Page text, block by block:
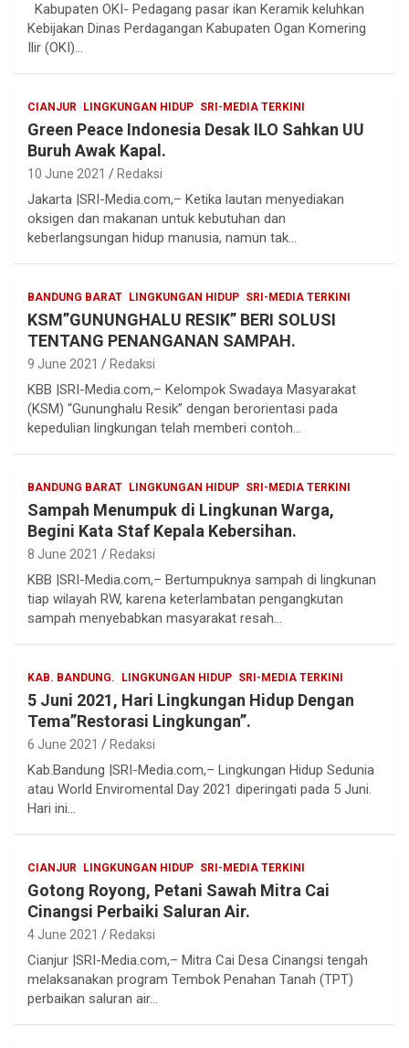
Kabupaten OKI- Pedagang pasar ikan Keramik keluhkan
Kebijakan Dinas Perdagangan Kabupaten Ogan Komering
Ilir (OKI)…
CIANJUR LINGKUNGAN HIDUP SRI-MEDIA TERKINI
Green Peace Indonesia Desak ILO Sahkan UU
Buruh Awak Kapal.
10 June 2021 Redaksi
Jakarta |SRI-Media.com,– Ketika lautan menyediakan
oksigen dan makanan untuk kebutuhan dan
keberlangsungan hidup manusia, namun tak…
BANDUNG BARAT LINGKUNGAN HIDUP SRI-MEDIA TERKINI
KSM”GUNUNGHALU RESIK” BERI SOLUSI
TENTANG PENANGANAN SAMPAH.
9 June 2021 Redaksi
KBB |SRI-Media.com,– Kelompok Swadaya Masyarakat
(KSM) “Gununghalu Resik” dengan berorientasi pada
kepedulian lingkungan telah memberi contoh…
BANDUNG BARAT LINGKUNGAN HIDUP SRI-MEDIA TERKINI
Sampah Menumpuk di Lingkunan Warga,
Begini Kata Staf Kepala Kebersihan.
8 June 2021 Redaksi
KBB |SRI-Media.com,– Bertumpuknya sampah di lingkunan
tiap wilayah RW, karena keterlambatan pengangkutan
sampah menyebabkan masyarakat resah…
KAB. BANDUNG. LINGKUNGAN HIDUP SRI-MEDIA TERKINI
5 Juni 2021, Hari Lingkungan Hidup Dengan
Tema”Restorasi Lingkungan”.
6 June 2021 Redaksi
Kab.Bandung |SRI-Media.com,– Lingkungan Hidup Sedunia
atau World Enviromental Day 2021 diperingati pada 5 Juni.
Hari ini…
CIANJUR LINGKUNGAN HIDUP SRI-MEDIA TERKINI
Gotong Royong, Petani Sawah Mitra Cai
Cinangsi Perbaiki Saluran Air.
4 June 2021 Redaksi
Cianjur |SRI-Media.com,– Mitra Cai Desa Cinangsi tengah
melaksanakan program Tembok Penahan Tanah (TPT)
perbaikan saluran air…